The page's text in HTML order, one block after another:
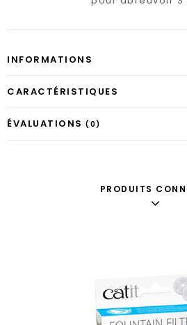
INFORMATIONS
CARACTÉRISTIQUES
ÉVALUATIONS (0)
PRODUITS